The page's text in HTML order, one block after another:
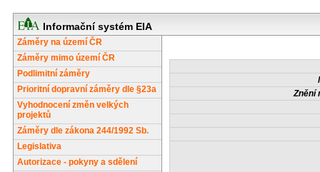
Informační systém EIA
Záměry na území ČR
Záměry mimo území ČR
Podlimitní záměry
Prioritní dopravní záměry dle §23a
Vyhodnocení změn velkých
projektů
Záměry dle zákona 244/1992 Sb.
Legislativa
Autorizace - pokyny a sdělení
Znění